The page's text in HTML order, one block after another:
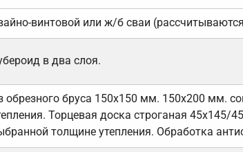
винтовой или ж/б сваи
в два слоя.
обрезного бруса 150х150 мм. 150х200 мм.
Торцевая доска строганая 45х145/
толщине утепления. Обработка